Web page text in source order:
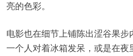
亮的色彩。
电影也在细节上铺陈出涩谷果步
一个人对着冰箱发呆，或是在夜